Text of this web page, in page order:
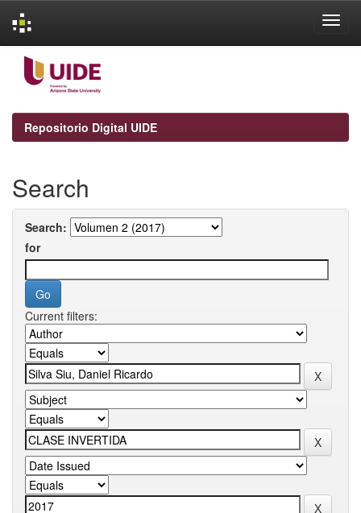
navigation
Repositorio Digital UIDE
Search
Search:
for
Current filters: